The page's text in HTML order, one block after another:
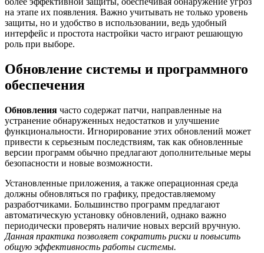
на этапе их появления. Важно учитывать не только уровень
защиты, но и удобство в использовании, ведь удобный
интерфейс и простота настройки часто играют решающую
роль при выборе.
Обновление системы и программного
обеспечения
Обновления часто содержат патчи, направленные на
устранение обнаруженных недостатков и улучшение
функциональности. Игнорирование этих обновлений может
привести к серьезным последствиям, так как обновленные
версии программ обычно предлагают дополнительные меры
безопасности и новые возможности.
Установленные приложения, а также операционная среда
должны обновляться по графику, предоставляемому
разработчиками. Большинство программ предлагают
автоматическую установку обновлений, однако важно
периодически проверять наличие новых версий вручную.
Данная практика позволяет сократить риски и повысить
общую эффективность работы системы.